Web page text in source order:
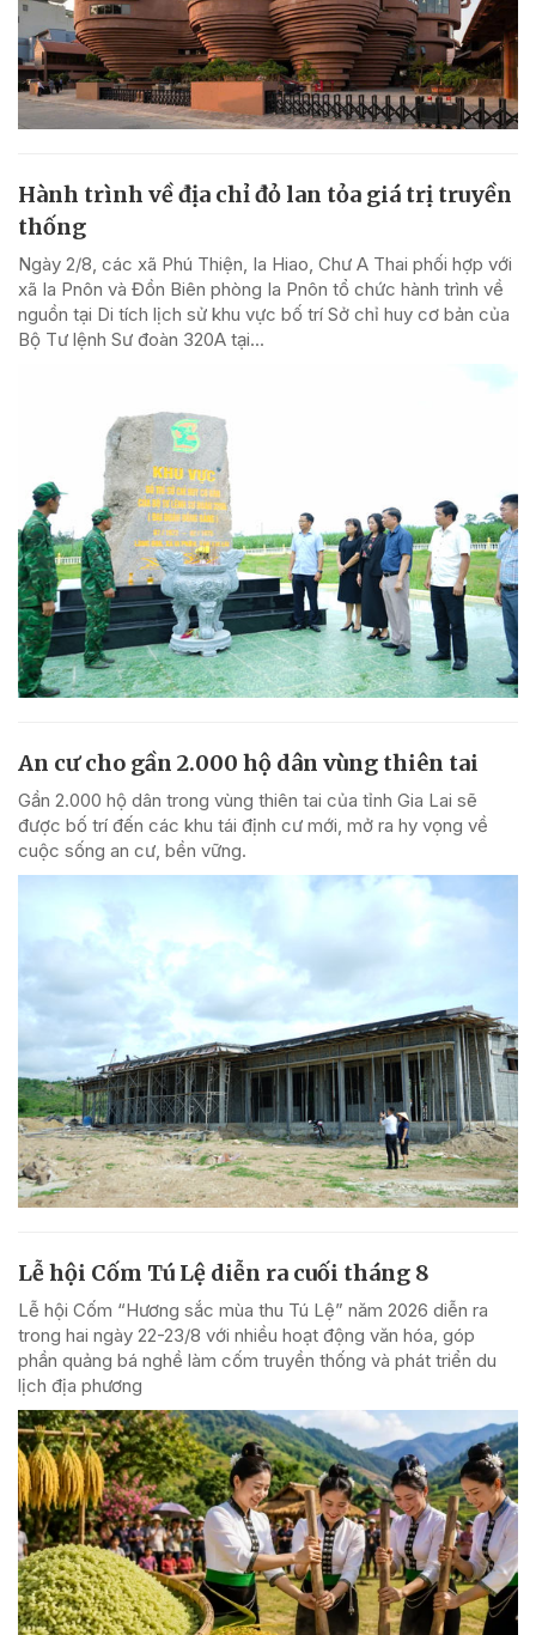
Hành trình về địa chỉ đỏ lan tỏa giá trị truyền
thống
Ngày 2/8, các xã Phú Thiện, Ia Hiao, Chư A Thai phối hợp với
xã Ia Pnôn và Đồn Biên phòng Ia Pnôn tổ chức hành trình về
nguồn tại Di tích lịch sử khu vực bố trí Sở chỉ huy cơ bản của
Bộ Tư lệnh Sư đoàn 320A tại...
An cư cho gần 2.000 hộ dân vùng thiên tai
Gần 2.000 hộ dân trong vùng thiên tai của tỉnh Gia Lai sẽ
được bố trí đến các khu tái định cư mới, mở ra hy vọng về
cuộc sống an cư, bền vững.
Lễ hội Cốm Tú Lệ diễn ra cuối tháng 8
Lễ hội Cốm “Hương sắc mùa thu Tú Lệ” năm 2026 diễn ra
trong hai ngày 22-23/8 với nhiều hoạt động văn hóa, góp
phần quảng bá nghề làm cốm truyền thống và phát triển du
lịch địa phương